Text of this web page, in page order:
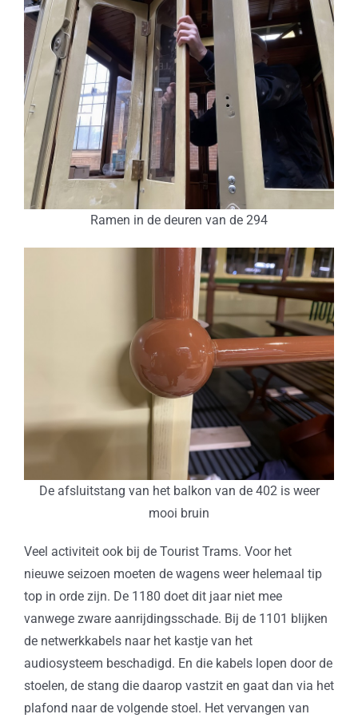
Ramen in de deuren van de 294
De afsluitstang van het balkon van de 402 is weer
mooi bruin
Veel activiteit ook bij de Tourist Trams. Voor het
nieuwe seizoen moeten de wagens weer helemaal tip
top in orde zijn. De 1180 doet dit jaar niet mee
vanwege zware aanrijdingsschade. Bij de 1101 blijken
de netwerkkabels naar het kastje van het
audiosysteem beschadigd. En die kabels lopen door de
stoelen, de stang die daarop vastzit en gaat dan via het
plafond naar de volgende stoel. Het vervangen van